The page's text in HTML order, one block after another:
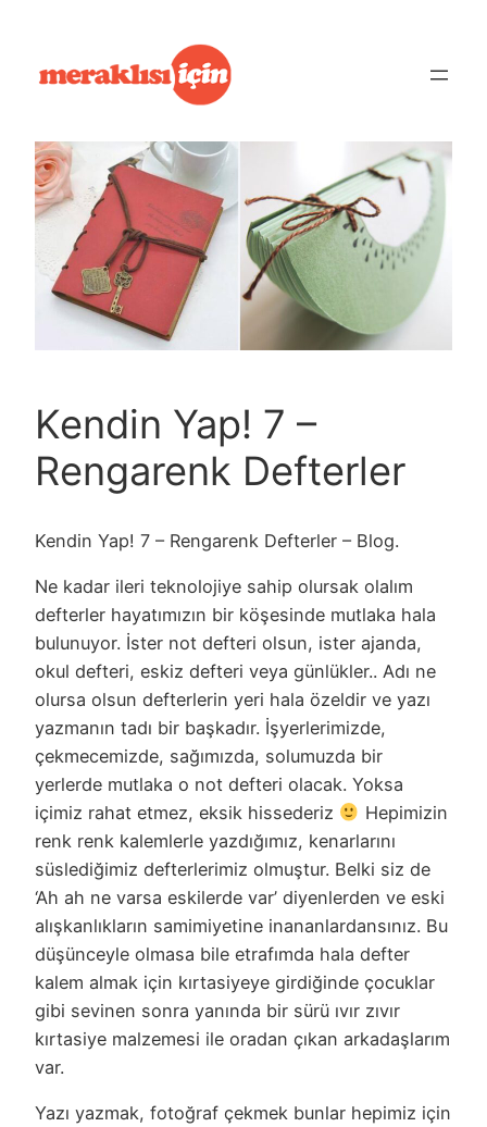
Kendin Yap! 7 –
Rengarenk Defterler
Kendin Yap! 7 – Rengarenk Defterler – Blog.
Ne kadar ileri teknolojiye sahip olursak olalım
defterler hayatımızın bir köşesinde mutlaka hala
bulunuyor. İster not defteri olsun, ister ajanda,
okul defteri, eskiz defteri veya günlükler.. Adı ne
olursa olsun defterlerin yeri hala özeldir ve yazı
yazmanın tadı bir başkadır. İşyerlerimizde,
çekmecemizde, sağımızda, solumuzda bir
yerlerde mutlaka o not defteri olacak. Yoksa
içimiz rahat etmez, eksik hissederiz
Hepimizin
renk renk kalemlerle yazdığımız, kenarlarını
süslediğimiz defterlerimiz olmuştur. Belki siz de
‘Ah ah ne varsa eskilerde var’ diyenlerden ve eski
alışkanlıkların samimiyetine inananlardansınız. Bu
düşünceyle olmasa bile etrafımda hala defter
kalem almak için kırtasiyeye girdiğinde çocuklar
gibi sevinen sonra yanında bir sürü ıvır zıvır
kırtasiye malzemesi ile oradan çıkan arkadaşlarım
var.
Yazı yazmak, fotoğraf çekmek bunlar hepimiz için